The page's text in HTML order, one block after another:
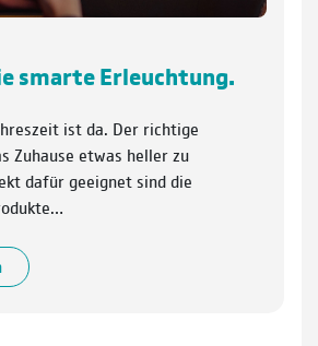
smarte Erleuchtung.
ist da. Der richtige
Zuhause etwas heller zu
dafür geeignet sind die